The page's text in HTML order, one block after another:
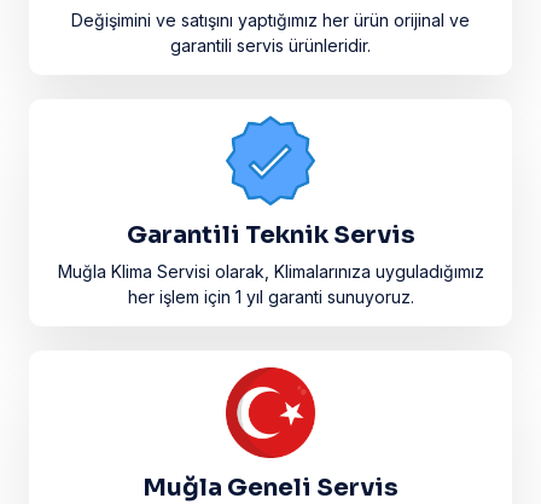
Değişimini ve satışını yaptığımız her ürün orijinal ve
garantili servis ürünleridir.​
Garantili Teknik Servis
Muğla Klima Servisi olarak, Klimalarınıza uyguladığımız
her işlem için 1 yıl garanti sunuyoruz.
Muğla Geneli Servis